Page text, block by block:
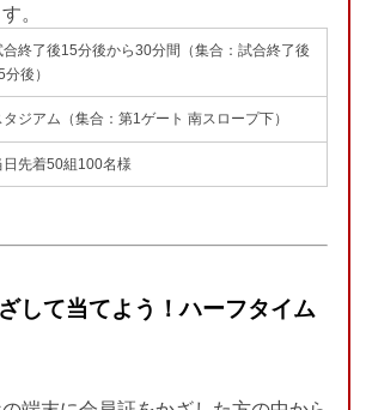
。
合終了後15分後から30分間（集合：試合終了後
分後）
タジアム（集合：第1ゲート 南スロープ下）
日先着50組100名様
して当てよう！ハーフタイム